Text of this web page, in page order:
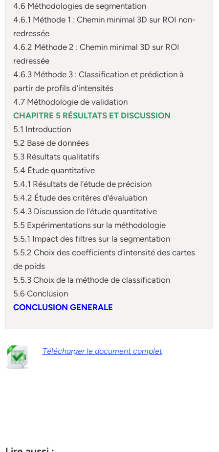
4.6 Méthodologies de segmentation
4.6.1 Méthode 1 : Chemin minimal 3D sur ROI non-
redressée
4.6.2 Méthode 2 : Chemin minimal 3D sur ROI
redressée
4.6.3 Méthode 3 : Classification et prédiction à
partir de profils d’intensités
4.7 Méthodologie de validation
CHAPITRE 5 RÉSULTATS ET DISCUSSION
5.1 Introduction
5.2 Base de données
5.3 Résultats qualitatifs
5.4 Étude quantitative
5.4.1 Résultats de l’étude de précision
5.4.2 Étude des critères d’évaluation
5.4.3 Discussion de l’étude quantitative
5.5 Expérimentations sur la méthodologie
5.5.1 Impact des filtres sur la segmentation
5.5.2 Choix des coefficients d’intensité des cartes
de poids
5.5.3 Choix de la méthode de classification
5.6 Conclusion
CONCLUSION GENERALE
Télécharger le document complet